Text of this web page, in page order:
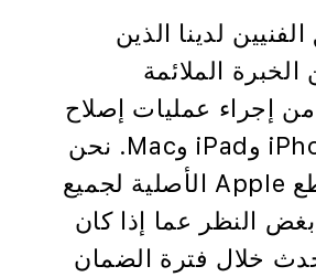
لدينا الذين
الملائمة
إجراء عمليات إصلاح
لأجهزة iPhone وiPad وMac. نحن
نستخدم قطع Apple الأصلية لجميع
النظر عما إذا كان
خلال فترة الضمان